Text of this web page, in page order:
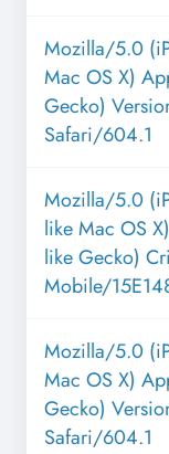
Mozilla/5.0
Mac OS X)
Gecko)
Safari/604.1
Mozilla/5.0
like Mac OS
like Gecko)
Mobile/
Mozilla/5.0
Mac OS X)
Gecko)
Safari/604.1